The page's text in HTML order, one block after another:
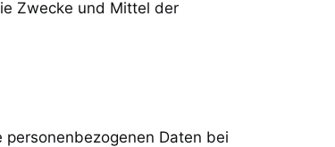
Zwecke und Mittel der
Daten bei